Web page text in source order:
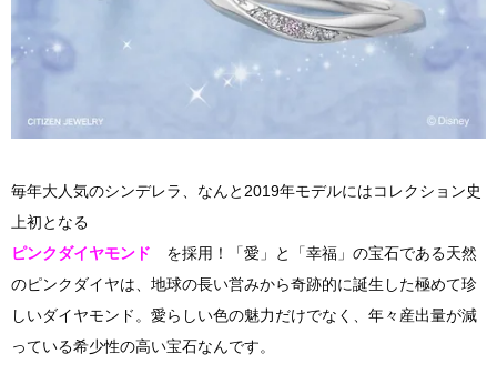
毎年大人気のシンデレラ、なんと2019年モデルにはコレクション史
上初となる
ピンクダイヤモンド
を採用！「愛」と「幸福」の宝石である天然
のピンクダイヤは、地球の長い営みから奇跡的に誕生した極めて珍
しいダイヤモンド。愛らしい色の魅力だけでなく、年々産出量が減
っている希少性の高い宝石なんです。